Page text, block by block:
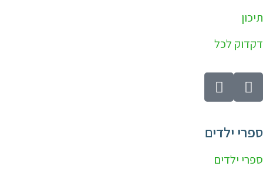
תיכון
דקדוק לכל
ספרי ילדים
ספרי ילדים